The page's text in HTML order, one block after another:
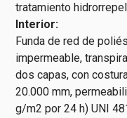
tratamiento
Interior:
Funda de red de
impermeable,
dos capas, con
20.000 mm,
g/m2 por 24 h) UNI